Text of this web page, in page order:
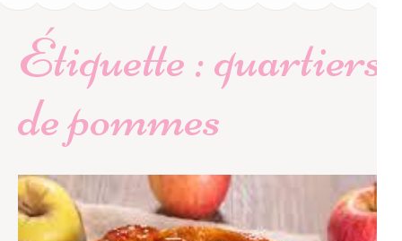
Étiquette :quartiers
de pommes